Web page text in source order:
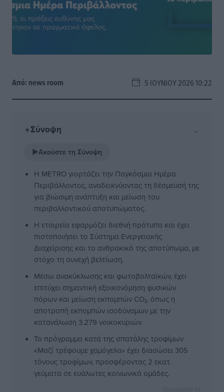
Από: news room 5 ΙΟΥΝΊΟΥ 2026 10:22
✦Σύνοψη ⌄
▶Ακούστε τη Σύνοψη
Η METRO γιορτάζει την Παγκόσμια Ημέρα
Περιβάλλοντος, αναδεικνύοντας τη δέσμευσή της
για βιώσιμη ανάπτυξη και μείωση του
περιβαλλοντικού αποτυπώματος.
Η εταιρεία εφαρμόζει διεθνή πρότυπα και έχει
πιστοποιήσει το Σύστημα Ενεργειακής
Διαχείρισης και το ανθρακικό της αποτύπωμα, με
στόχο τη συνεχή βελτίωση.
Μέσω ανακύκλωσης και φωτοβολταϊκών, έχει
επιτύχει σημαντική εξοικονόμηση φυσικών
πόρων και μείωση εκπομπών CO₂, όπως η
αποτροπή εκπομπών ισοδύναμων με την
κατανάλωση 3.279 νοικοκυριών.
Το πρόγραμμα κατά της σπατάλης τροφίμων
«Μαζί τρέφουμε χαμόγελα» έχει διασώσει 305
τόνους τροφίμων, προσφέροντας 2 εκατ.
γεύματα σε ευάλωτες κοινωνικά ομάδες.